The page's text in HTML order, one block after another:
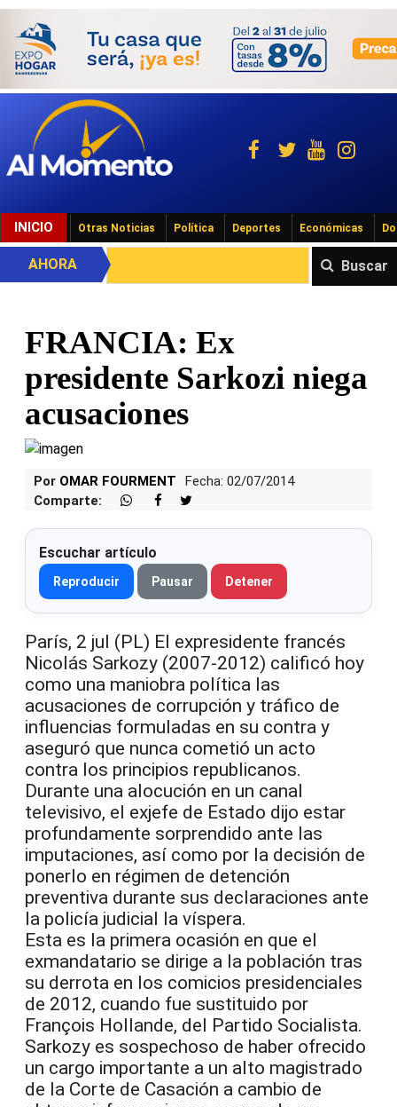
INICIO Otras Noticias Política Deportes Económicas
Buscar
AHORA
FRANCIA: Ex
presidente Sarkozi niega
acusaciones
Por OMAR FOURMENT
Fecha: 02/07/2014
Comparte:
Escuchar artículo
Reproducir Pausar Detener
París, 2 jul (PL) El expresidente francés
Nicolás Sarkozy (2007-2012) calificó hoy
como una maniobra política las
acusaciones de corrupción y tráfico de
influencias formuladas en su contra y
aseguró que nunca cometió un acto
contra los principios republicanos.
Durante una alocución en un canal
televisivo, el exjefe de Estado dijo estar
profundamente sorprendido ante las
imputaciones, así como por la decisión de
ponerlo en régimen de detención
preventiva durante sus declaraciones ante
la policía judicial la víspera.
Esta es la primera ocasión en que el
exmandatario se dirige a la población tras
su derrota en los comicios presidenciales
de 2012, cuando fue sustituido por
François Hollande, del Partido Socialista.
Sarkozy es sospechoso de haber ofrecido
un cargo importante a un alto magistrado
de la Corte de Casación a cambio de